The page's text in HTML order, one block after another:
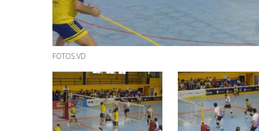
FOTOS:VD